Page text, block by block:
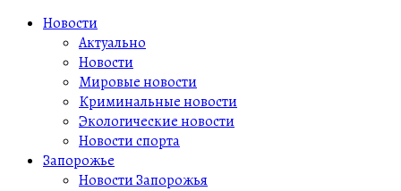
Новости
Актуально
Новости
Мировые новости
Криминальные новости
Экологические новости
Новости спорта
Запорожье
Новости Запорожья